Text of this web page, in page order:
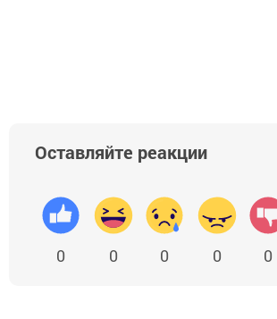
Оставляйте реакции
0 0 0 0 0